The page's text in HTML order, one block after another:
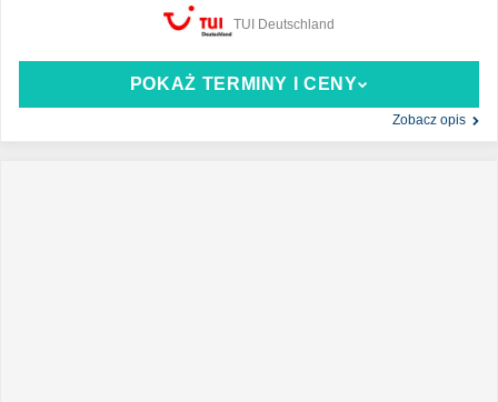
POKAŻ TERMINY I CENY
Zobacz opis
TUI Deutschland